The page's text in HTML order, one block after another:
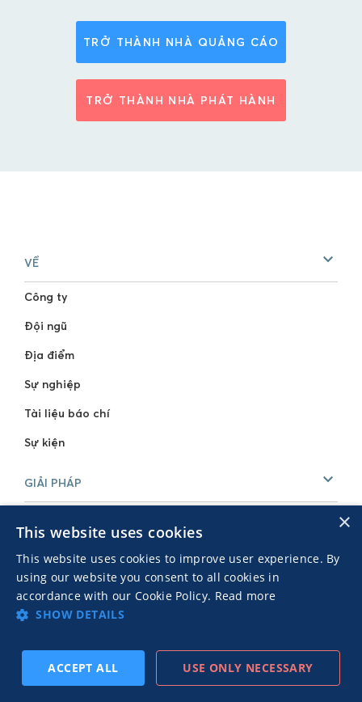
THEO
TRỞ THÀNH NHÀ QUẢNG CÁO
TRỞ THÀNH NHÀ PHÁT HÀNH
VỀ
Công ty
Đội ngũ
Địa điểm
Sự nghiệp
Tài liệu báo chí
Sự kiện
GIẢI PHÁP
TÀI LIỆU
Blog của chúng tôi
Nghiên cứu Tình huống
×
This website uses cookies
This website uses cookies to improve user experience. By
using our website you consent to all cookies in
accordance with our Cookie Policy. Read more
SHOW DETAILS
ACCEPT ALL USE ONLY NECESSARY